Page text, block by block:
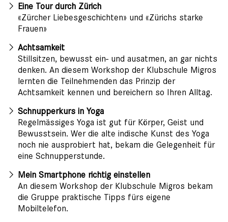
Eine Tour durch Zürich
«Zürcher Liebesgeschichten» und «Zürichs starke
Frauen»
Achtsamkeit
Stillsitzen, bewusst ein- und ausatmen, an gar nichts
denken. An diesem Workshop der Klubschule Migros
lernten die Teilnehmenden das Prinzip der
Achtsamkeit kennen und bereichern so Ihren Alltag.
Schnupperkurs in Yoga
Regelmässiges Yoga ist gut für Körper, Geist und
Bewusstsein. Wer die alte indische Kunst des Yoga
noch nie ausprobiert hat, bekam die Gelegenheit für
eine Schnupperstunde.
Mein Smartphone richtig einstellen
An diesem Workshop der Klubschule Migros bekam
die Gruppe praktische Tipps fürs eigene
Mobiltelefon.